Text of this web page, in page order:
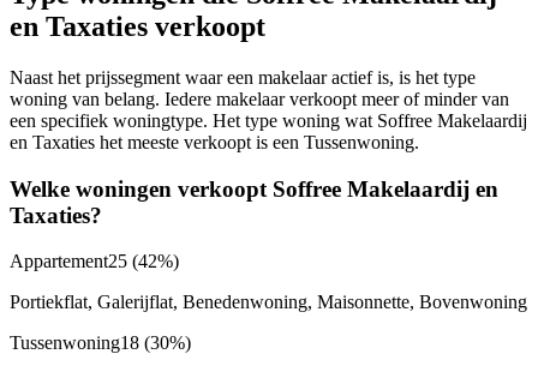
en Taxaties verkoopt
Naast het prijssegment waar een makelaar actief is, is het type
woning van belang. Iedere makelaar verkoopt meer of minder van
een specifiek woningtype. Het type woning wat Soffree Makelaardij
en Taxaties het meeste verkoopt is een Tussenwoning.
Welke woningen verkoopt Soffree Makelaardij en
Taxaties?
Appartement25 (42%)
Portiekflat, Galerijflat, Benedenwoning, Maisonnette, Bovenwoning
Tussenwoning18 (30%)